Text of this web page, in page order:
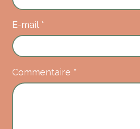
Commentaire *
E-mail *